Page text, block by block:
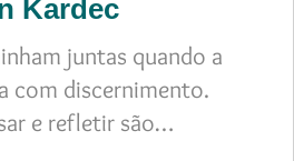
Kardec
juntas quando a
com discernimento.
e refletir são…